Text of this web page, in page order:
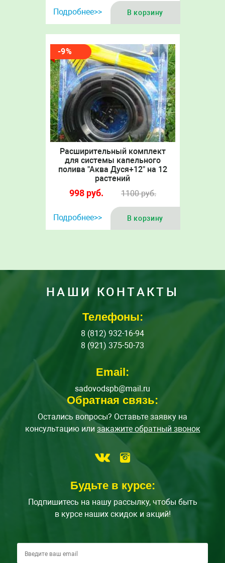
Подробнее>> В корзину
-9%
Расширительный комплект
для системы капельного
полива "Аква Дуся+12" на 12
растений
998 руб. 1100руб.
Подробнее>> В корзину
НАШИ КОНТАКТЫ
Телефоны:
8 (812) 932-16-94
8 (921) 375-50-73
Email:
sadovodspb@mail.ru
Обратная связь:
Остались вопросы? Оставьте заявку на
консультацию или закажите обратный звонок
Будьте в курсе:
Подпишитесь на нашу рассылку, чтобы быть
в курсе наших скидок и акций!